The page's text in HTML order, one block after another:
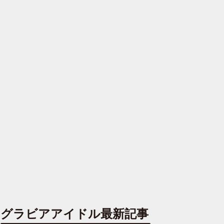
グラビアアイドル最新記事